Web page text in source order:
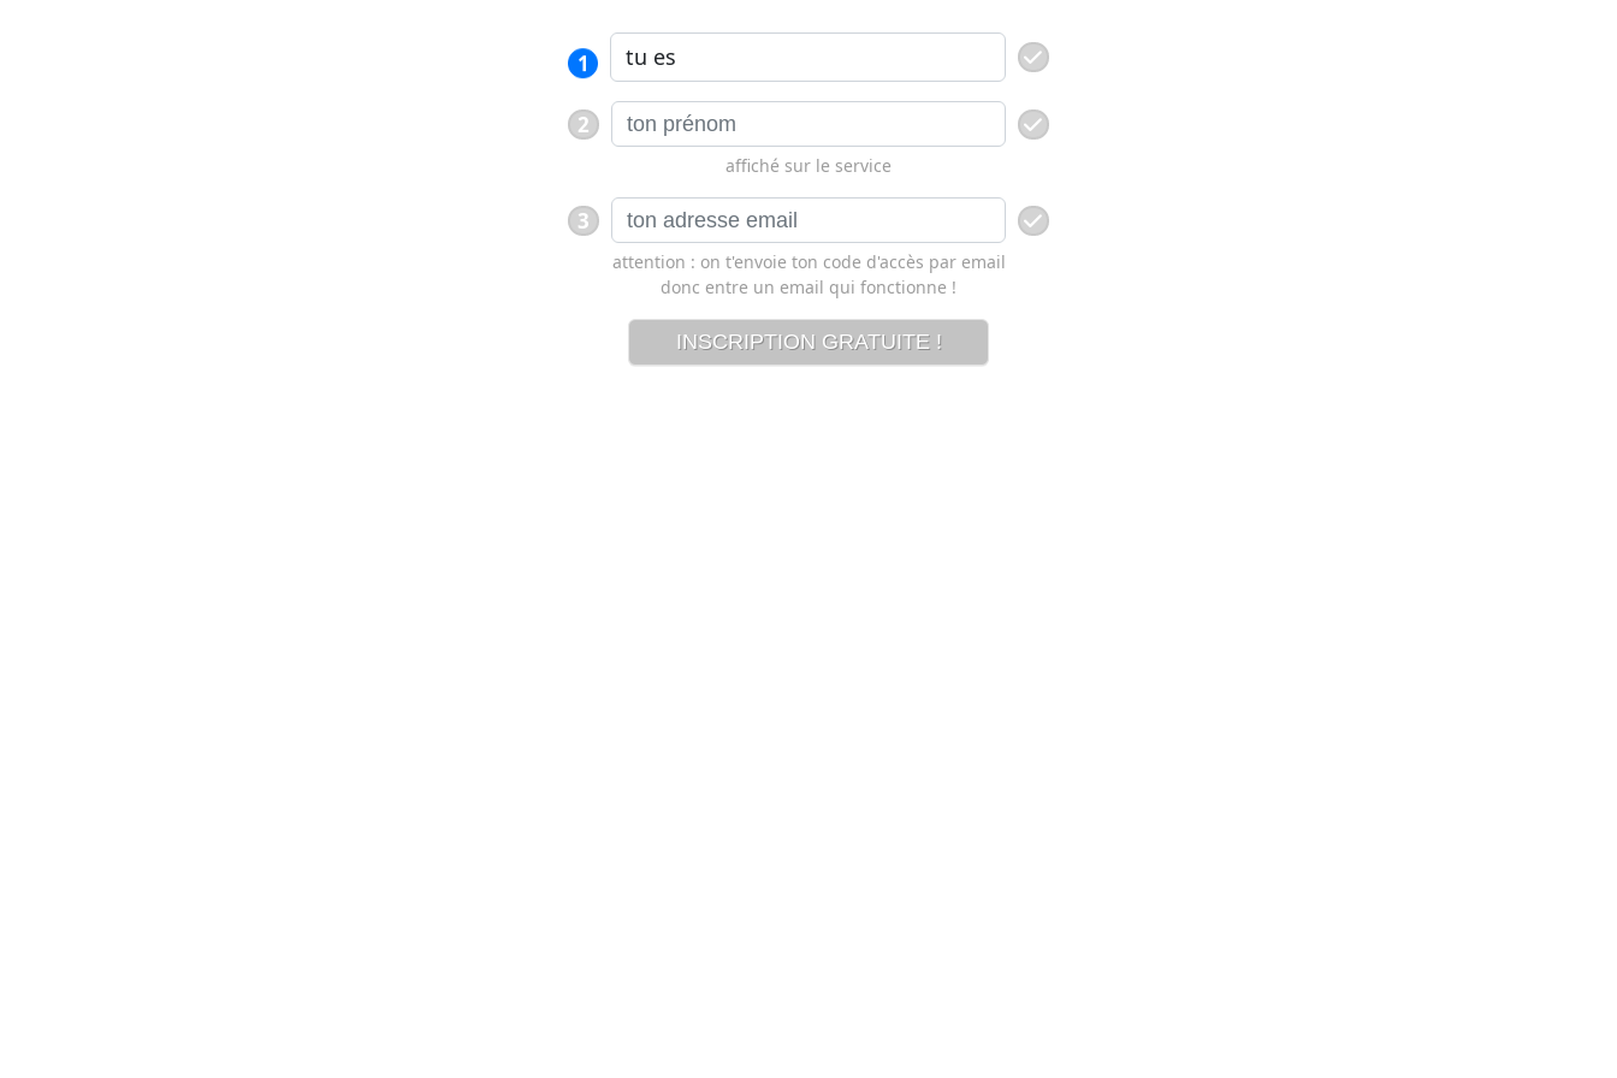
1
2
affiché sur le service
3
attention : on t'envoie ton code d'accès par email
donc entre un email qui fonctionne !
INSCRIPTION GRATUITE !